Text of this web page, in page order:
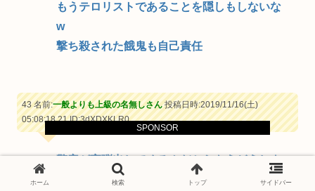
SPONSOR
もうテロリストであることを隠しもしないな
w
撃ち殺された餓鬼も自己責任
43 名前:一般よりも上級の名無しさん投稿日時:2019/11/16(土)
05:08:18.21ID:3dXDXKLR0
警察が実弾出してくるんだからもうどうしよ
うもないよな
ホーム 検索 トップ サイドバー